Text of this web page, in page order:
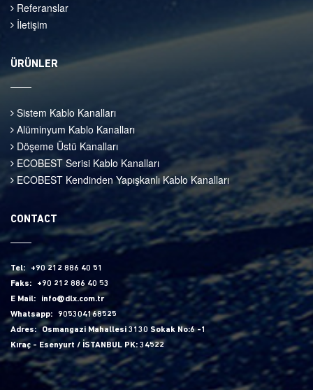
Referanslar
İletişim
ÜRÜNLER
Sistem Kablo Kanalları
Alüminyum Kablo Kanalları
Döşeme Üstü Kanalları
ECOBEST Serisi Kablo Kanalları
ECOBEST Kendinden Yapışkanlı Kablo Kanalları
CONTACT
Tel:
+90 212 886 40 51
Faks:
+90 212 886 40 53
E Mail:
info@dlx.com.tr
Whatsapp:
905304168525
Adres:
Osmangazi Mahallesi 3130 Sokak No:6 -1
Kıraç - Esenyurt / İSTANBUL PK: 34522